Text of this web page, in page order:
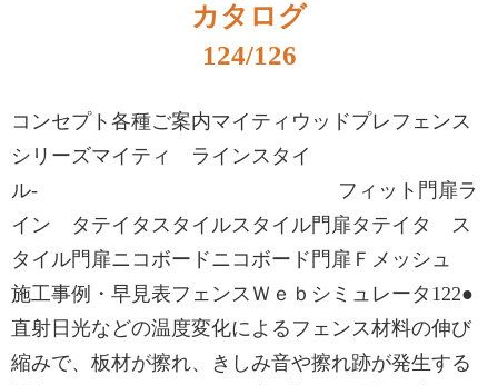
カタログ
124/126
コンセプト各種ご案内マイティウッドプレフェンス
シリーズマイティ ラインスタイ
ル- フィット門扉ラ
イン タテイタスタイルスタイル門扉タテイタ ス
タイル門扉ニコボードニコボード門扉Ｆメッシュ
施工事例・早見表フェンスＷｅｂシミュレータ122●
直射日光などの温度変化によるフェンス材料の伸び
縮みで、板材が擦れ、きしみ音や擦れ跡が発生する